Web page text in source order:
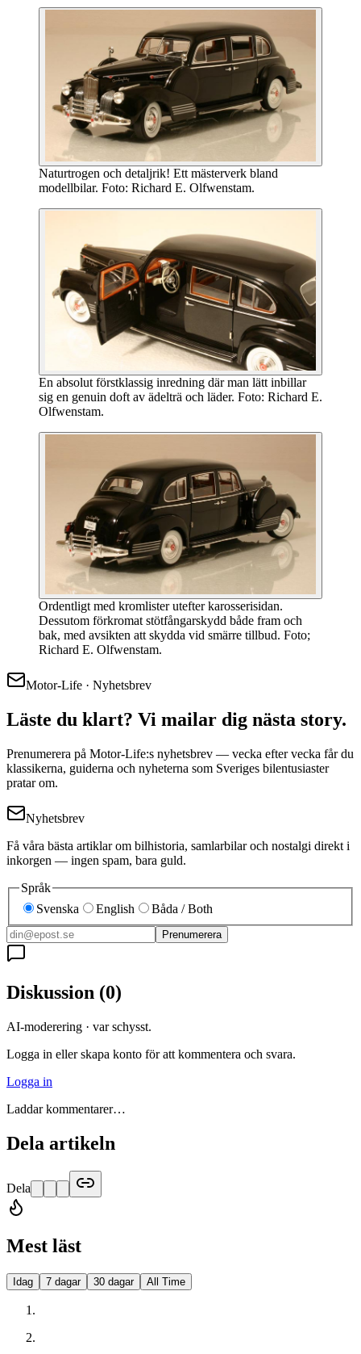
Naturtrogen och detaljrik! Ett mästerverk bland
modellbilar. Foto: Richard E. Olfwenstam.
En absolut förstklassig inredning där man lätt inbillar
sig en genuin doft av ädelträ och läder. Foto: Richard E.
Olfwenstam.
Ordentligt med kromlister utefter karosserisidan.
Dessutom förkromat stötfångarskydd både fram och
bak, med avsikten att skydda vid smärre tillbud. Foto;
Richard E. Olfwenstam.
Motor-Life · Nyhetsbrev
Läste du klart? Vi mailar dig nästa story.
Prenumerera på Motor-Life:s nyhetsbrev — vecka efter vecka får du
klassikerna, guiderna och nyheterna som Sveriges bilentusiaster
pratar om.
Nyhetsbrev
Få våra bästa artiklar om bilhistoria, samlarbilar och nostalgi direkt i
inkorgen — ingen spam, bara guld.
Språk
Svenska
English Båda / Both
Prenumerera
Diskussion (0)
AI-moderering · var schysst.
Logga in eller skapa konto för att kommentera och svara.
Logga in
Laddar kommentarer…
Dela artikeln
Dela
Mest läst
Idag 7 dagar 30 dagar All Time